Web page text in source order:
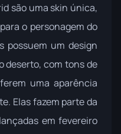
são uma skin única,
o personagem do
possuem um design
deserto, com tons de
uma aparência
Elas fazem parte da
em fevereiro